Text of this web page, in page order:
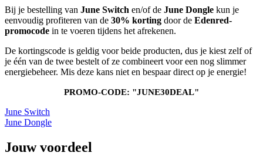
Bij je bestelling van June Switch en/of de June Dongle kun je
eenvoudig profiteren van de 30% korting door de Edenred-
promocode in te voeren tijdens het afrekenen.
De kortingscode is geldig voor beide producten, dus je kiest zelf of
je één van de twee bestelt of ze combineert voor een nog slimmer
energiebeheer. Mis deze kans niet en bespaar direct op je energie!
PROMO-CODE: "JUNE30DEAL"
June Switch
June Dongle
Jouw voordeel